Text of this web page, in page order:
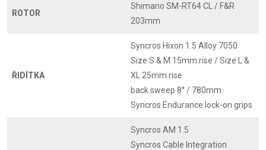
ROTOR
Shimano SM-RT64 CL / F&R
203mm
ŘIDÍTKA
Syncros Hixon 1.5 Alloy 7050
Size S & M 15mm rise / Size L &
XL 25mm rise
back sweep 8° / 780mm
Syncros Endurance lock-on grips
Syncros AM 1.5
Syncros Cable Integration